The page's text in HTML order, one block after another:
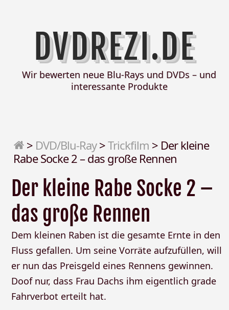
DVDREZI.DE
Wir bewerten neue Blu-Rays und DVDs – und
interessante Produkte
> DVD/Blu-Ray>Trickfilm > Der kleine
Rabe Socke 2 – das große Rennen
Der kleine Rabe Socke 2 –
das große Rennen
Dem kleinen Raben ist die gesamte Ernte in den
Fluss gefallen. Um seine Vorräte aufzufüllen, will
er nun das Preisgeld eines Rennens gewinnen.
Doof nur, dass Frau Dachs ihm eigentlich grade
Fahrverbot erteilt hat.